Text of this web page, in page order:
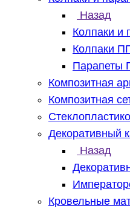
Назад
Колпаки и
Колпаки
Парапеты
Композитная
Композитная
Декоративный
Назад
Кровельные